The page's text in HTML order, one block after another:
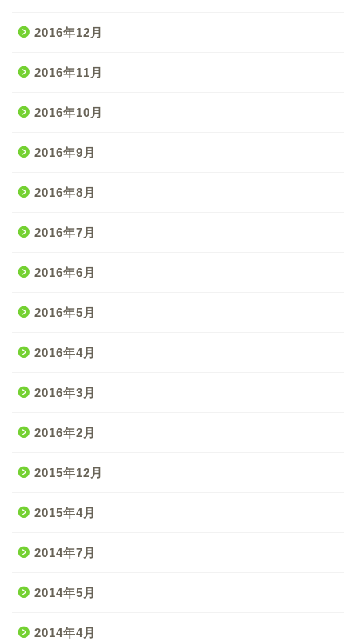
2016年12月
2016年11月
2016年10月
2016年9月
2016年8月
2016年7月
2016年6月
2016年5月
2016年4月
2016年3月
2016年2月
2015年12月
2015年4月
2014年7月
2014年5月
2014年4月